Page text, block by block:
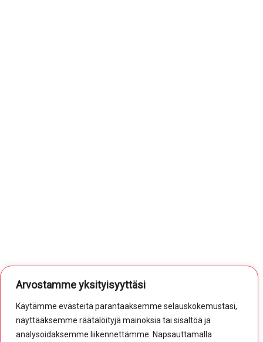
Arvostamme yksityisyyttäsi
Käytämme evästeitä parantaaksemme selauskokemustasi,
näyttääksemme räätälöityjä mainoksia tai sisältöä ja
analysoidaksemme liikennettämme. Napsauttamalla